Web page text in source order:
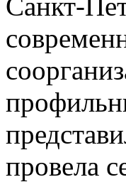
провела